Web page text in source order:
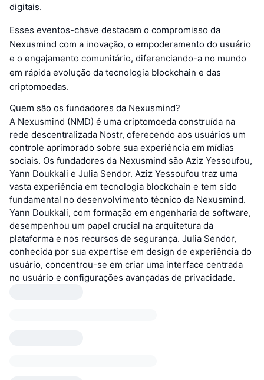
digitais.
Esses eventos-chave destacam o compromisso da
Nexusmind com a inovação, o empoderamento do usuário
e o engajamento comunitário, diferenciando-a no mundo
em rápida evolução da tecnologia blockchain e das
criptomoedas.
Quem são os fundadores da Nexusmind?
A Nexusmind (NMD) é uma criptomoeda construída na
rede descentralizada Nostr, oferecendo aos usuários um
controle aprimorado sobre sua experiência em mídias
sociais. Os fundadores da Nexusmind são Aziz Yessoufou,
Yann Doukkali e Julia Sendor. Aziz Yessoufou traz uma
vasta experiência em tecnologia blockchain e tem sido
fundamental no desenvolvimento técnico da Nexusmind.
Yann Doukkali, com formação em engenharia de software,
desempenhou um papel crucial na arquitetura da
plataforma e nos recursos de segurança. Julia Sendor,
conhecida por sua expertise em design de experiência do
usuário, concentrou-se em criar uma interface centrada
no usuário e configurações avançadas de privacidade.